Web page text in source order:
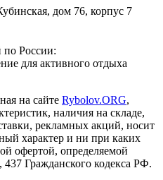
дом 76, корпус 7
по России:
для активного отдыха
на сайте Rybolov.ORG,
наличия на складе,
рекламных акций, носит
характер и ни при каких
офертой, определяемой
Гражданского кодекса РФ.